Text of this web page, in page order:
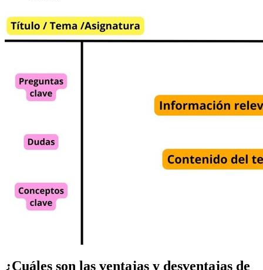
¿Cuáles son las ventajas y desventajas de